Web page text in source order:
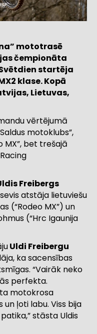
mototrasē
čempionāta
startēja
klase. Kopā
Lietuvas,
vērtējumā
motoklubs”,
MX”, bet trešajā
Freibergs
atstāja lietuviešu
(“Rodeo MX”) un
(“Hrc Igaunija
Uldi Freibergu
ka sacensības
“Vairāk neko
perfekta.
motokrosa
ļoti labu. Viss bija
stāsta Uldis